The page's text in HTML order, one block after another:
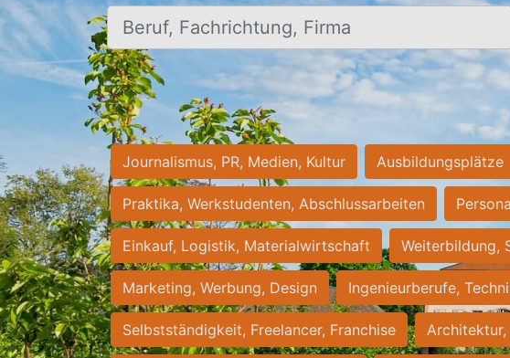
Beruf, Fachrichtung, Firma
Journalismus, PR, Medien, Kultur Ausbildungsplätze
Praktika, Werkstudenten, Abschlussarbeiten
Einkauf, Logistik, Materialwirtschaft Weiterbildung,
Marketing, Werbung, Design Ingenieurberufe,
Selbstständigkeit, Freelancer, Franchise Architektur,